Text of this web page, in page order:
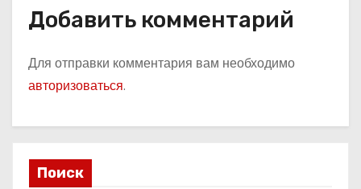
Добавить комментарий
Для отправки комментария вам необходимо
авторизоваться.
Поиск